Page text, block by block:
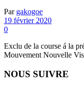
Par gakogoe
19 février 2020
0
Exclu de la course á la
Mouvement Nouvelle
NOUS SUIVRE